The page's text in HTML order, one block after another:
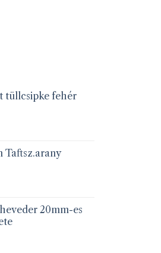
a
tüllcsipke fehér
Taftsz.arany
20mm-es